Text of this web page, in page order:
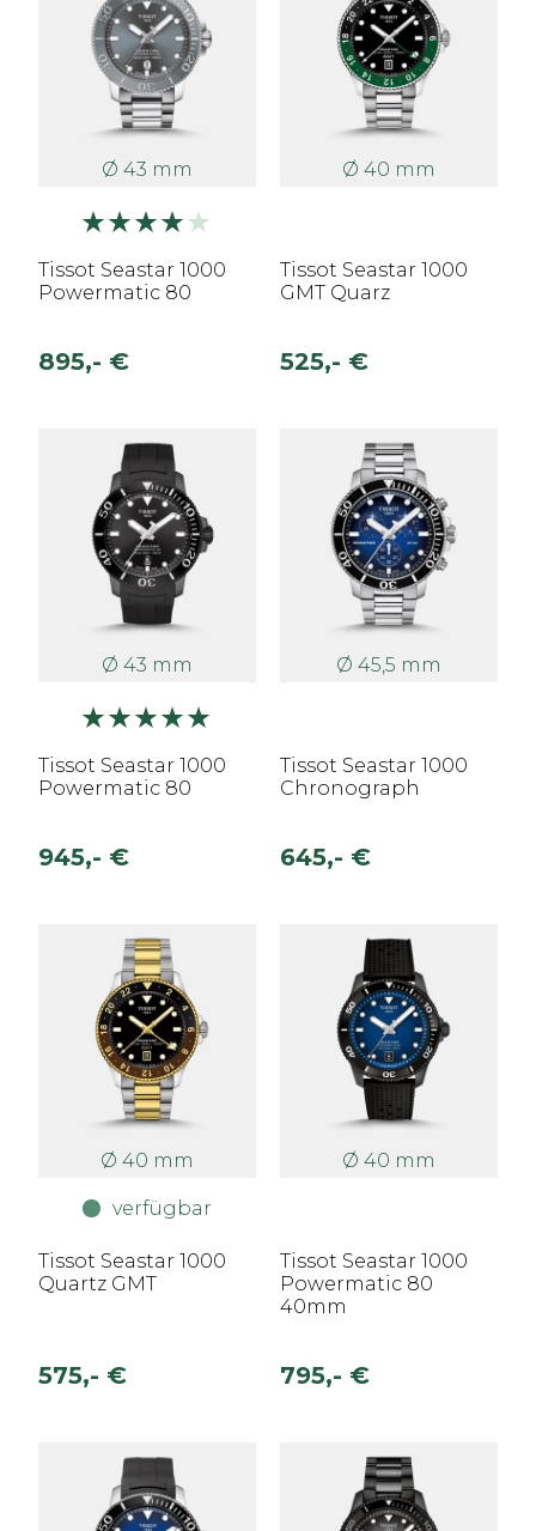
Ø 43 mm
Tissot Seastar 1000
Powermatic 80
895,- €
Ø 40 mm
Tissot Seastar 1000
GMT Quarz
525,- €
Ø 43 mm
Tissot Seastar 1000
Powermatic 80
945,- €
Ø 45,5 mm
Tissot Seastar 1000
Chronograph
645,- €
Ø 40 mm
verfügbar
Tissot Seastar 1000
Quartz GMT
575,- €
Ø 40 mm
Tissot Seastar 1000
Powermatic 80
40mm
795,- €